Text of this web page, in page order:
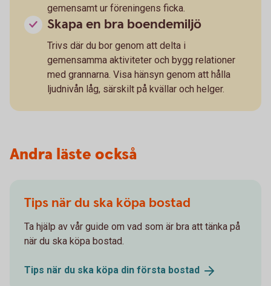
gemensamt ur föreningens ficka.
Skapa en bra boendemiljö
Trivs där du bor genom att delta i
gemensamma aktiviteter och bygg relationer
med grannarna. Visa hänsyn genom att hålla
ljudnivån låg, särskilt på kvällar och helger.
Andra läste också
Tips när du ska köpa bostad
Ta hjälp av vår guide om vad som är bra att tänka på
när du ska köpa bostad.
Tips när du ska köpa din första bostad